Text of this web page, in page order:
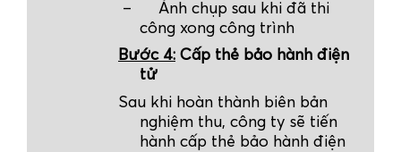
– Ảnh chụp sau khi đã thi
công xong công trình
Bước 4: Cấp thẻ bảo hành điện
tử
Sau khi hoàn thành biên bản
nghiệm thu, công ty sẽ tiến
hành cấp thẻ bảo hành điện